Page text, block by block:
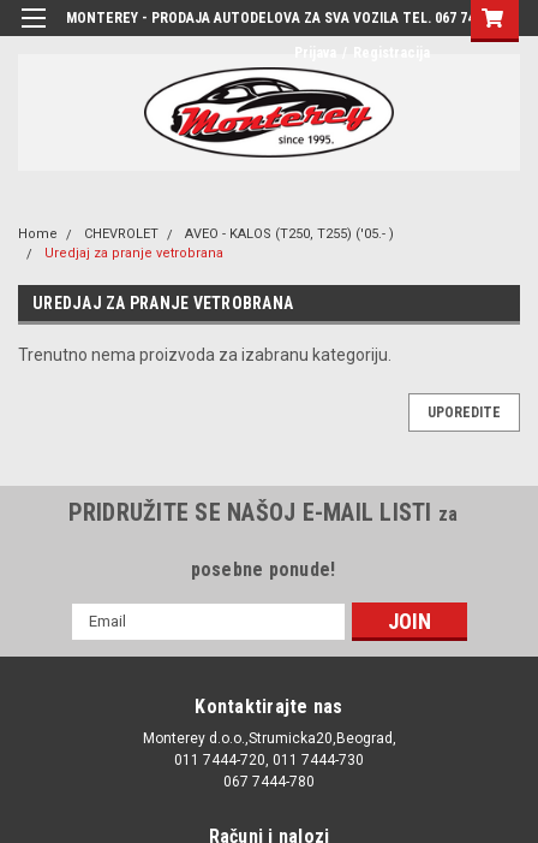
MONTEREY - PRODAJA AUTODELOVA ZA SVA VOZILA TEL. 067 7444-780
Home CHEVROLET
AVEO - KALOS (T250, T255) ('05.- )
Uredjaj za pranje vetrobrana
UREDJAJ ZA PRANJE VETROBRANA
Trenutno nema proizvoda za izabranu kategoriju.
UPOREDITE
PRIDRUŽITE SE NAŠOJ E-MAIL LISTI za
posebne ponude!
mail
Kontaktirajte nas
Monterey d.o.o.,Strumicka20,Beograd,
011 7444-720, 011 7444-730
067 7444-780
Računi i nalozi